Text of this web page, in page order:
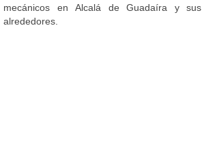
mecánicos en Alcalá de Guadaíra y sus
alrededores.